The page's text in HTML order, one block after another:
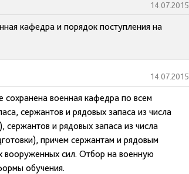
14.07.2015
кафедра и порядок поступления на
14.07.2015
сохранена военная кафедра по всем
сержантов и рядовых запаса из числа
и рядовых запаса из числа
причем сержантам и рядовым
вооруженных сил. Отбор на военную
обучения.